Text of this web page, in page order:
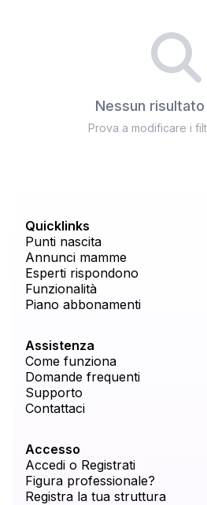
Nessun
Prova a modificare i
Quicklinks
Punti nascita
Annunci mamme
Esperti rispondono
Funzionalità
Piano abbonamenti
Assistenza
Come funziona
Domande frequenti
Supporto
Contattaci
Accesso
Accedi o Registrati
Figura professionale?
Registra la tua struttura